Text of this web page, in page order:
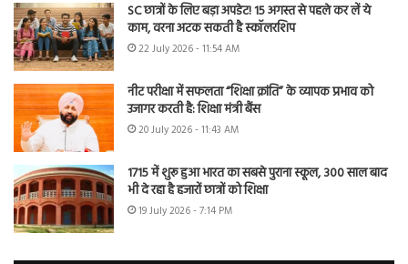
SC छात्रों के लिए बड़ा अपडेट! 15 अगस्त से पहले कर लें ये
काम, वरना अटक सकती है स्कॉलरशिप
22 July 2026 - 11:54 AM
नीट परीक्षा में सफलता “शिक्षा क्रांति” के व्यापक प्रभाव को
उजागर करती है: शिक्षा मंत्री बैंस
20 July 2026 - 11:43 AM
1715 में शुरू हुआ भारत का सबसे पुराना स्कूल, 300 साल बाद
भी दे रहा है हजारों छात्रों को शिक्षा
19 July 2026 - 7:14 PM